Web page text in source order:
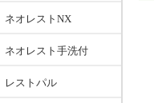
ネオレストNX
ネオレスト手洗付
レストパル